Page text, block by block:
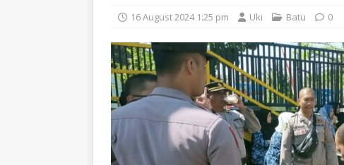
16 August 2024 1:25 pm Uki Batu 0